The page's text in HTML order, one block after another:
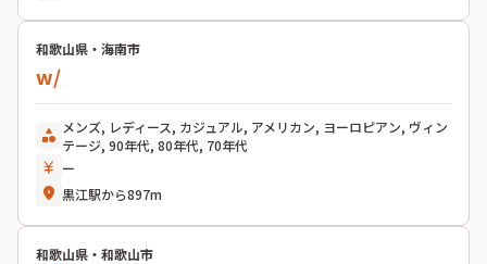
和歌山県・海南市
w/
category メンズ, レディース, カジュアル, アメリカン, ヨーロピアン, ヴィン
テージ, 90年代, 80年代, 70年代
currency_yen ー
location_on 黒江駅から897m
和歌山県・和歌山市